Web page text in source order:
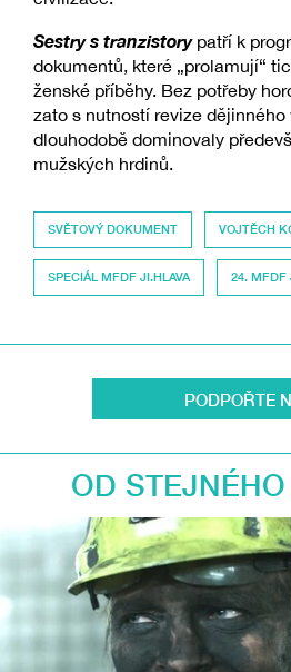
Sestry s tranzistorypatří k
dokumentů, které „prolamují“
ženské příběhy. Bez potřeby
zato s nutností revize
dlouhodobě dominovaly
mužských hrdinů.
SVĚTOVÝ DOKUMENT VOJTĚCH
SPECIÁL MFDF JI.HLAVA 24. MFDF
PODPOŘTE
OD